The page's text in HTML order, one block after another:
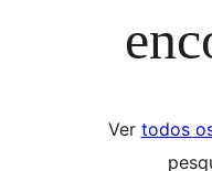
Ver todos